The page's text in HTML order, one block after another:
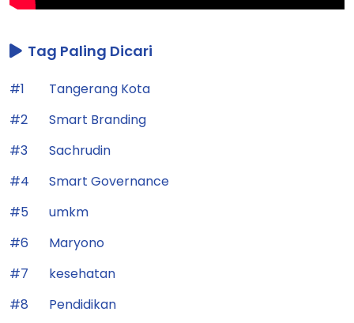
Tag Paling Dicari
#1
Tangerang Kota
#2
Smart Branding
#3
Sachrudin
#4
Smart Governance
#5
umkm
#6
Maryono
#7
kesehatan
#8
Pendidikan